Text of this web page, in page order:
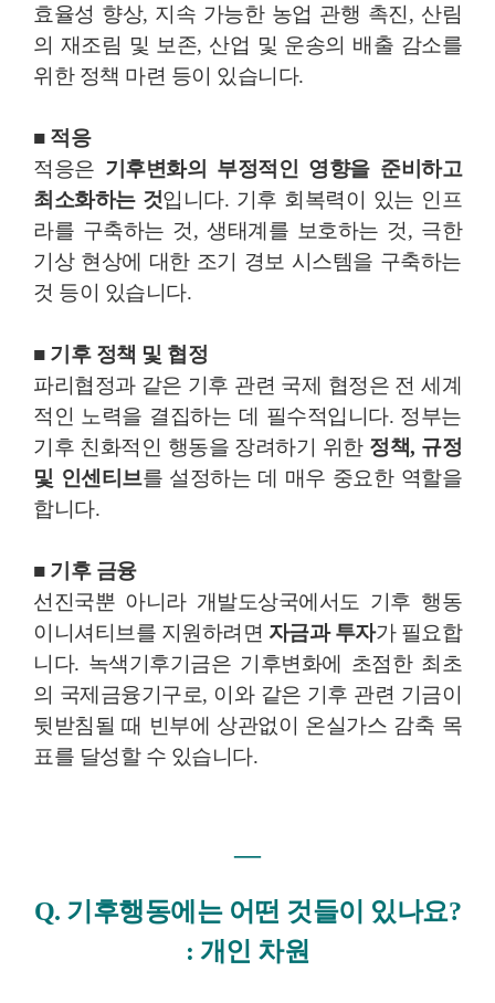
효율성 향상, 지속 가능한 농업 관행 촉진, 산림
의 재조림 및 보존, 산업 및 운송의 배출 감소를
위한 정책 마련 등이 있습니다.
■ 적응
적응은 기후변화의 부정적인 영향을 준비하고
최소화하는 것입니다. 기후 회복력이 있는 인프
라를 구축하는 것, 생태계를 보호하는 것, 극한
기상 현상에 대한 조기 경보 시스템을 구축하는
것 등이 있습니다.
■ 기후 정책 및 협정
파리협정과 같은 기후 관련 국제 협정은 전 세계
적인 노력을 결집하는 데 필수적입니다. 정부는
기후 친화적인 행동을 장려하기 위한정책, 규정
및 인센티브를 설정하는 데 매우 중요한 역할을
합니다.
■ 기후 금융
선진국뿐 아니라 개발도상국에서도 기후 행동
이니셔티브를 지원하려면 자금과 투자가 필요합
니다. 녹색기후기금은 기후변화에 초점한 최초
의 국제금융기구로, 이와 같은 기후 관련 기금이
뒷받침될 때 빈부에 상관없이 온실가스 감축 목
표를 달성할 수 있습니다.
―
Q. 기후행동에는 어떤 것들이 있나요?
: 개인 차원